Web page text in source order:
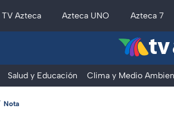
TV Azteca Azteca UNO Azteca 7
tv
Salud y Educación Clima y Medio
Nota